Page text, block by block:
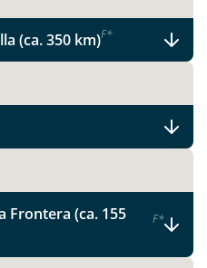
(ca. 350 km)F*
Frontera (ca. 155
F*